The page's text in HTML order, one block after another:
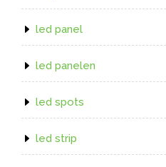
led panel
led panelen
led spots
led strip